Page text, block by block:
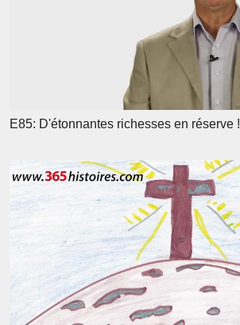
E85: D'étonnantes richesses en réserve !